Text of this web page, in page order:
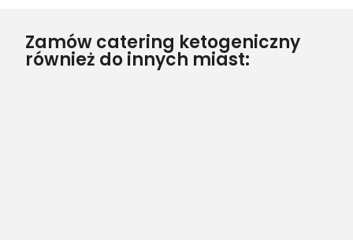
Zamów catering ketogeniczny
również do innych miast: